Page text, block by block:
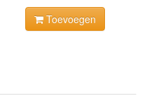
Toevoegen